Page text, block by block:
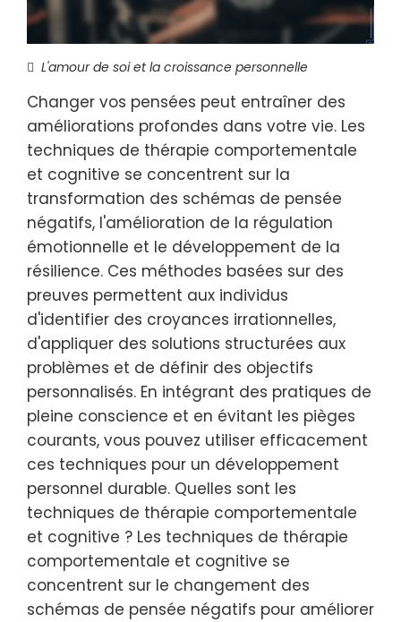
L'amour de soi et la croissance personnelle
Changer vos pensées peut entraîner des
améliorations profondes dans votre vie. Les
techniques de thérapie comportementale
et cognitive se concentrent sur la
transformation des schémas de pensée
négatifs, l'amélioration de la régulation
émotionnelle et le développement de la
résilience. Ces méthodes basées sur des
preuves permettent aux individus
d'identifier des croyances irrationnelles,
d'appliquer des solutions structurées aux
problèmes et de définir des objectifs
personnalisés. En intégrant des pratiques de
pleine conscience et en évitant les pièges
courants, vous pouvez utiliser efficacement
ces techniques pour un développement
personnel durable. Quelles sont les
techniques de thérapie comportementale
et cognitive ? Les techniques de thérapie
comportementale et cognitive se
concentrent sur le changement des
schémas de pensée négatifs pour améliorer